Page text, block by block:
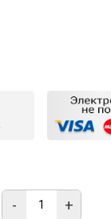
- +